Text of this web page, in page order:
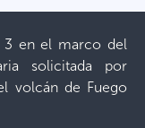
3 en el marco del
solicitada por
volcán de Fuego